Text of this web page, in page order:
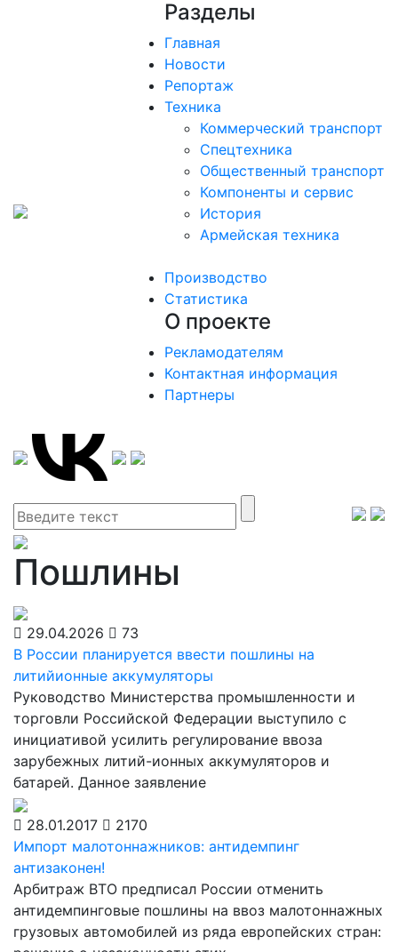
Разделы
Главная
Новости
Репортаж
Техника
Коммерческий транспорт
Спецтехника
Общественный транспорт
Компоненты и сервис
История
Армейская техника
Производство
Статистика
О проекте
Рекламодателям
Контактная информация
Партнеры
Пошлины
29.04.2026
73
В России планируется ввести пошлины на
литийионные аккумуляторы
Руководство Министерства промышленности и
торговли Российской Федерации выступило с
инициативой усилить регулирование ввоза
зарубежных литий-ионных аккумуляторов и
батарей. Данное заявление
28.01.2017
2170
Импорт малотоннажников: антидемпинг
антизаконен!
Арбитраж ВТО предписал России отменить
антидемпинговые пошлины на ввоз малотоннажных
грузовых автомобилей из ряда европейских стран: